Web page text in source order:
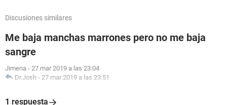
Discusiones similares
Me baja manchas marrones pero no me baja
sangre
Jimena - 27 mar 2019 a las 23:04
Dr.Josh - 27 mar 2019 a las 23:51
1 respuesta